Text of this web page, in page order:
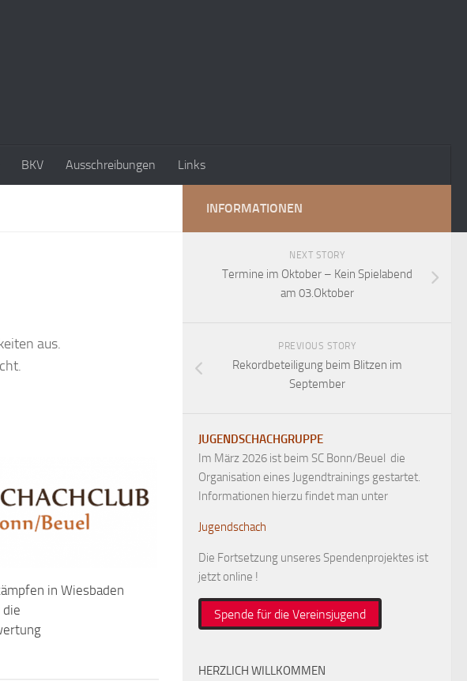
BKV Ausschreibungen Links
aus.
in Wiesbaden
die
INFORMATIONEN
NEXT STORY
Termine im Oktober – Kein Spielabend
am 03.Oktober
PREVIOUS STORY
Rekordbeteiligung beim Blitzen im
September
JUGENDSCHACHGRUPPE
Im März 2026 ist beim SC Bonn/Beuel die
Organisation eines Jugendtrainings gestartet.
Informationen hierzu findet man unter
Jugendschach
Die Fortsetzung unseres Spendenprojektes ist
jetzt online !
Spende für die Vereinsjugend
HERZLICH WILLKOMMEN